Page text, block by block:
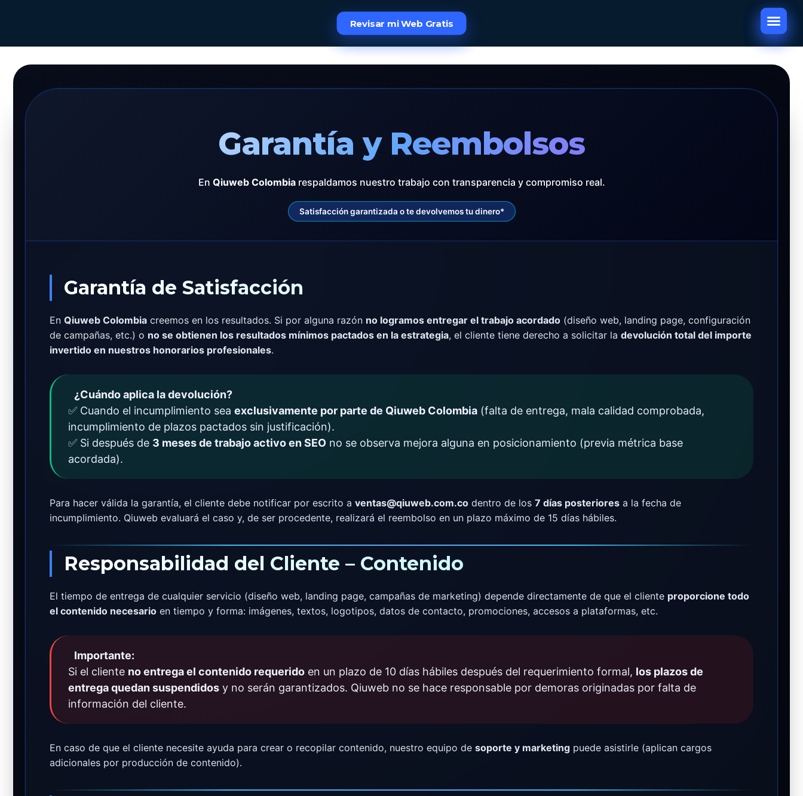
Revisar mi Web Gratis
Revisar mi Web Gratis
Revisar mi Web Gratis
Garantía y Reembolsos
En Qiuweb Colombiarespaldamos nuestro trabajo con transparencia y compromiso real.
Satisfacción garantizada o te devolvemos tu dinero*
Garantía de Satisfacción
En Qiuweb Colombia creemos en los resultados. Si por alguna razón no logramos entregar el trabajo acordado (diseño web, landing page, configuración
de campañas, etc.) o no se obtienen los resultados mínimos pactados en la estrategia, el cliente tiene derecho a solicitar la devolución total del importe
invertido en nuestros honorarios profesionales.
¿Cuándo aplica la devolución?
✅ Cuando el incumplimiento sea exclusivamente por parte de Qiuweb Colombia (falta de entrega, mala calidad comprobada,
incumplimiento de plazos pactados sin justificación).
✅ Si después de 3 meses de trabajo activo en SEO no se observa mejora alguna en posicionamiento (previa métrica base
acordada).
Para hacer válida la garantía, el cliente debe notificar por escrito a ventas@qiuweb.com.co dentro de los 7 días posteriores a la fecha de
incumplimiento. Qiuweb evaluará el caso y, de ser procedente, realizará el reembolso en un plazo máximo de 15 días hábiles.
Responsabilidad del Cliente – Contenido
El tiempo de entrega de cualquier servicio (diseño web, landing page, campañas de marketing) depende directamente de que el cliente proporcione todo
el contenido necesario en tiempo y forma: imágenes, textos, logotipos, datos de contacto, promociones, accesos a plataformas, etc.
Importante:
Si el cliente no entrega el contenido requerido en un plazo de 10 días hábiles después del requerimiento formal, los plazos de
entrega quedan suspendidos y no serán garantizados. Qiuweb no se hace responsable por demoras originadas por falta de
información del cliente.
En caso de que el cliente necesite ayuda para crear o recopilar contenido, nuestro equipo de soporte y marketing puede asistirle (aplican cargos
adicionales por producción de contenido).